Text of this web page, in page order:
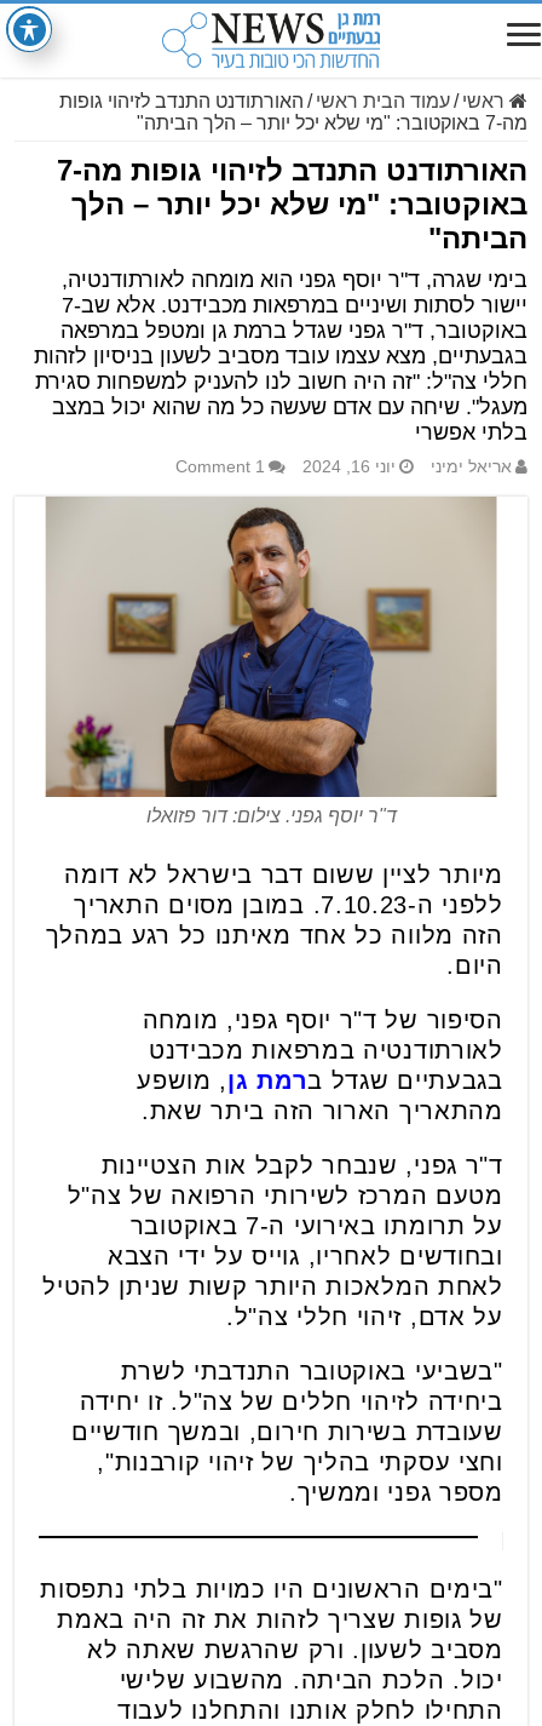
ראשי /עמוד הבית ראשי / האורתודנט התנדב לזיהוי גופות
מה-7 באוקטובר: "מי שלא יכל יותר – הלך הביתה"
האורתודנט התנדב לזיהוי גופות מה-7
באוקטובר: "מי שלא יכל יותר – הלך
הביתה"
בימי שגרה, ד"ר יוסף גפני הוא מומחה לאורתודנטיה,
יישור לסתות ושיניים במרפאות מכבידנט. אלא שב-7
באוקטובר, ד"ר גפני שגדל ברמת גן ומטפל במרפאה
בגבעתיים, מצא עצמו עובד מסביב לשעון בניסיון לזהות
חללי צה"ל: "זה היה חשוב לנו להעניק למשפחות סגירת
מעגל". שיחה עם אדם שעשה כל מה שהוא יכול במצב
בלתי אפשרי
אריאל ימיני יוני 16, 2024 1 Comment
ד"ר יוסף גפני. צילום: דור פזואלו
מיותר לציין ששום דבר בישראל לא דומה
ללפני ה-7.10.23. במובן מסוים התאריך
הזה מלווה כל אחד מאיתנו כל רגע במהלך
היום.
הסיפור של ד"ר יוסף גפני, מומחה
לאורתודנטיה במרפאות מכבידנט
בגבעתיים שגדל ברמת גן, מושפע
מהתאריך הארור הזה ביתר שאת.
ד"ר גפני, שנבחר לקבל אות הצטיינות
מטעם המרכז לשירותי הרפואה של צה"ל
על תרומתו באירועי ה-7 באוקטובר
ובחודשים לאחריו, גוייס על ידי הצבא
לאחת המלאכות היותר קשות שניתן להטיל
על אדם, זיהוי חללי צה"ל.
"בשביעי באוקטובר התנדבתי לשרת
ביחידה לזיהוי חללים של צה"ל. זו יחידה
שעובדת בשירות חירום, ובמשך חודשיים
וחצי עסקתי בהליך של זיהוי קורבנות",
מספר גפני וממשיך.
"בימים הראשונים היו כמויות בלתי נתפסות
של גופות שצריך לזהות את זה היה באמת
מסביב לשעון. ורק שהרגשת שאתה לא
יכול. הלכת הביתה. מהשבוע שלישי
התחילו לחלק אותנו והתחלנו לעבוד